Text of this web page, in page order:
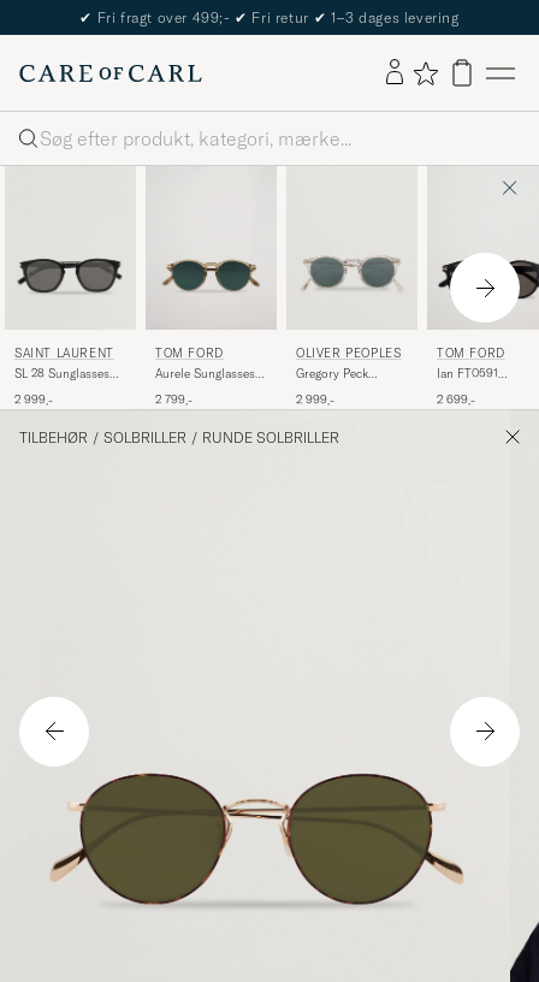
The Care of Carl Passport
Søg
SAINT LAURENT
SL 28 Sunglasses
2 999,-
TOM FORD
Aurele Sunglasses
2 799,-
OLIVER PEOPLES
Gregory Peck
Crystal/Indigo
2 999,-
TOM FORD
Ian FT0591
Black
2 699,-
TILBEHØR / SOLBRILLER / RUNDE SOLBRILLER